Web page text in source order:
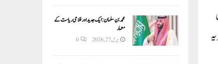
محمد بن سلمان: ایک جدید اور فلاحی ریاست کے
معمار
اپریل 27, 2026 0